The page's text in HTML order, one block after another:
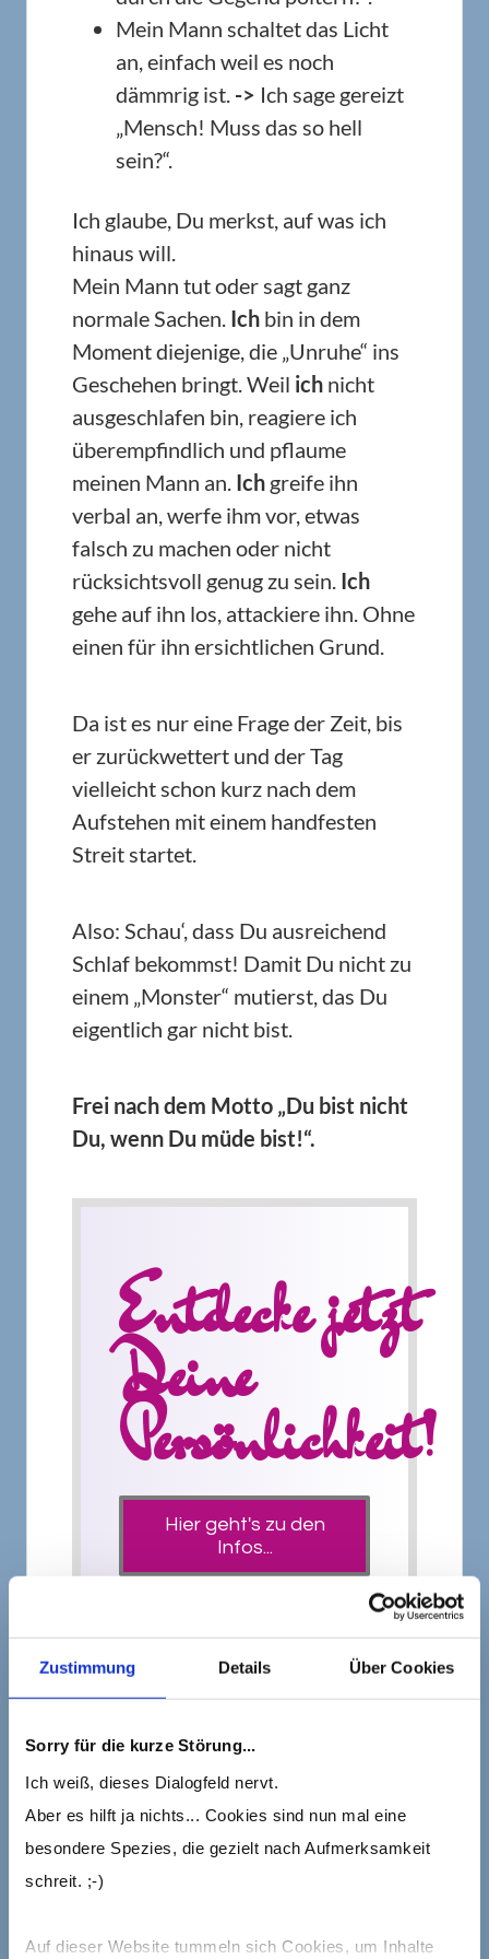
Zustimmung Details Über Cookies
Sorry für die kurze Störung...
Ich weiß, dieses Dialogfeld nervt.
Aber es hilft ja nichts... Cookies sind nun mal eine
besondere Spezies, die gezielt nach Aufmerksamkeit
schreit. ;-)
Auf dieser Website tummeln sich Cookies, um Inhalte
Mein Mann schaltet das Licht
an, einfach weil es noch
dämmrig ist. -> Ich sage gereizt
„Mensch! Muss das so hell
sein?“.
Ich glaube, Du merkst, auf was ich
hinaus will.
Mein Mann tut oder sagt ganz
normale Sachen. Ich bin in dem
Moment diejenige, die „Unruhe“ ins
Geschehen bringt. Weil ich nicht
ausgeschlafen bin, reagiere ich
überempfindlich und pflaume
meinen Mann an. Ich greife ihn
verbal an, werfe ihm vor, etwas
falsch zu machen oder nicht
rücksichtsvoll genug zu sein. Ich
gehe auf ihn los, attackiere ihn. Ohne
einen für ihn ersichtlichen Grund.
Da ist es nur eine Frage der Zeit, bis
er zurückwettert und der Tag
vielleicht schon kurz nach dem
Aufstehen mit einem handfesten
Streit startet.
Also: Schau‘, dass Du ausreichend
Schlaf bekommst! Damit Du nicht zu
einem „Monster“ mutierst, das Du
eigentlich gar nicht bist.
Frei nach dem Motto „Du bist nicht
Du, wenn Du müde bist!“.
Entdecke jetzt
Deine
Persönlichkeit!
Hier geht's zu den
Infos...
Schattenspringerin!
Schattenspringerin? Was soll das
denn jetzt wieder sein?
gequetschten Zahnpastatuben und